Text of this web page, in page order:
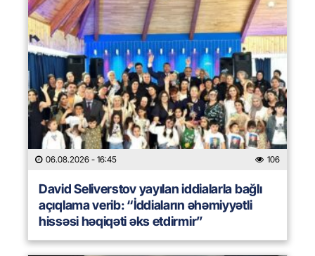
06.08.2026 - 16:45 106
David Seliverstov yayılan iddialarla bağlı
açıqlama verib: “İddiaların əhəmiyyətli
hissəsi həqiqəti əks etdirmir”